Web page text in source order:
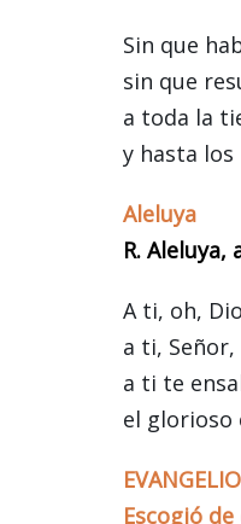
Sin que
sin que
a toda la
y hasta los
Aleluya
R. Aleluya,
A ti, oh,
a ti,
a ti te
el glorioso
EVANGELIO
Escogió